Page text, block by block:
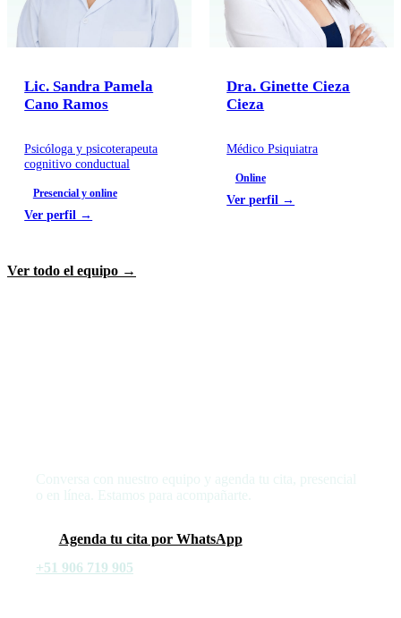
Lic. Sandra Pamela
Cano Ramos
Psicóloga y psicoterapeuta
cognitivo conductual
Presencial y online
Ver perfil →
Dra. Ginette Cieza
Cieza
Médico Psiquiatra
Online
Ver perfil →
Ver todo el equipo →
Conversa con nuestro equipo y agenda tu cita, presencial
o en línea. Estamos para acompañarte.
Agenda tu cita por WhatsApp
+51 906 719 905